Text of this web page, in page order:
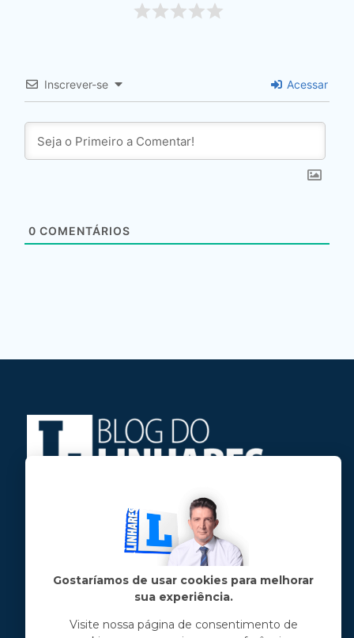
Inscrever-se Acessar
0 COMENTÁRIOS
Jose Linhares Jr é maranhense.
Formado em Jornalismo, estudou filosofia
e tem pós-graduações em ciência política
e marketing político.
Menu principal
Gostaríamos de usar cookies para melhorar
sua experiência.
Visite nossa página de consentimento de